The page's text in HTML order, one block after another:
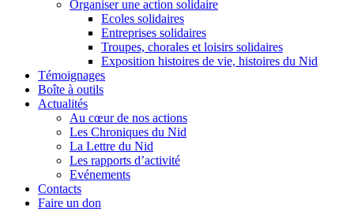
Organiser une action solidaire
Ecoles solidaires
Entreprises solidaires
Troupes, chorales et loisirs solidaires
Exposition histoires de vie, histoires du Nid
Témoignages
Boîte à outils
Actualités
Au cœur de nos actions
Les Chroniques du Nid
La Lettre du Nid
Les rapports d’activité
Evénements
Contacts
Faire un don